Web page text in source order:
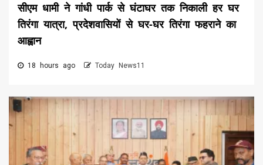
सीएम धामी ने गांधी पार्क से घंटाघर तक निकाली हर घर
तिरंगा यात्रा, प्रदेशवासियों से घर-घर तिरंगा फहराने का
आह्वान
18 hours ago Today News11